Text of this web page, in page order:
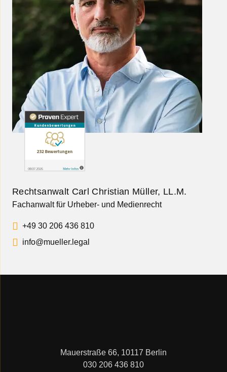
Rechtsanwalt Carl Christian Müller, LL.M.
Fachanwalt für Urheber- und Medienrecht
+49 30 206 436 810
info@mueller.legal
Mauerstraße 66, 10117 Berlin
030 206 436 810